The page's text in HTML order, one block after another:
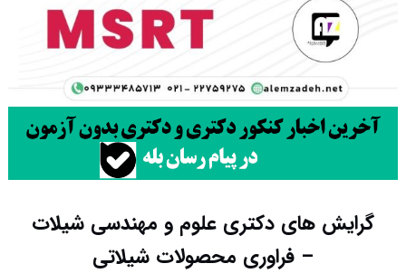
گرایش های دکتری علوم و مهندسی شیلات
– ﻓﺮاوری ﻣﺤﺼﻮﻻت شیلاتی